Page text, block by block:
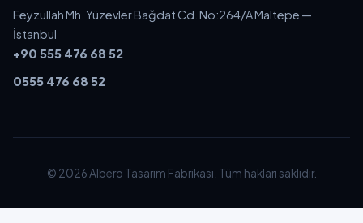
Feyzullah Mh. Yüzevler Bağdat Cd. No:264/A Maltepe —
İstanbul
+90 555 476 68 52
0555 476 68 52
© 2026 Albero Tasarım Fabrikası. Tüm hakları saklıdır.